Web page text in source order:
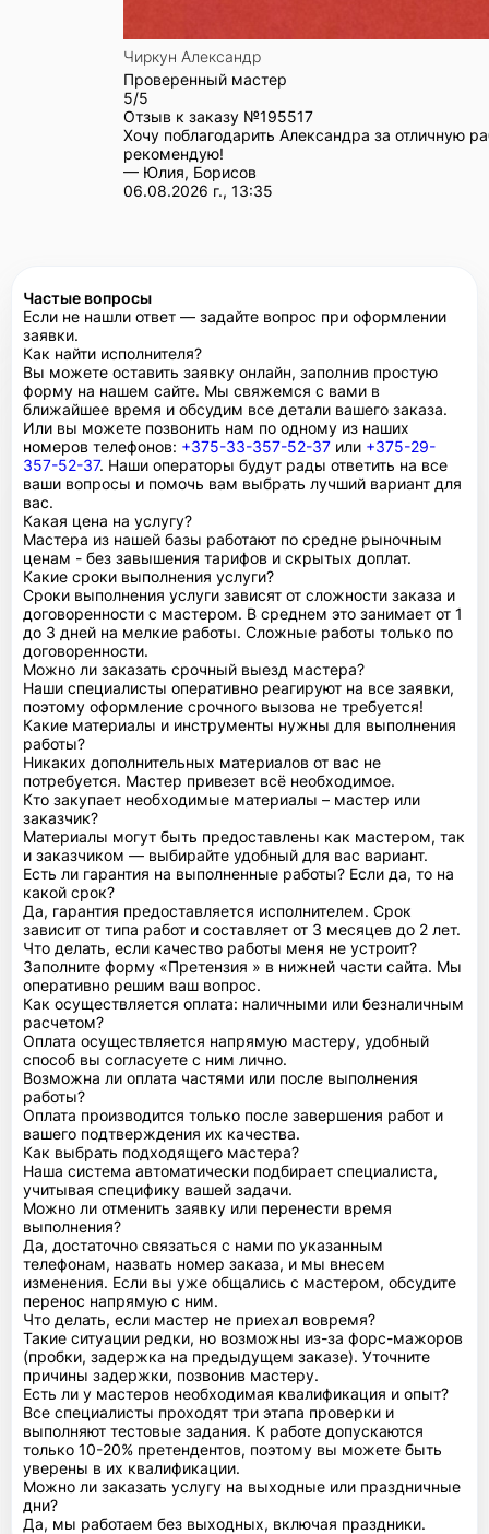
Чиркун Александр
Проверенный мастер
5/5
Отзыв к заказу №195517
Хочу поблагодарить Александра за отличную
рекомендую!
— Юлия, Борисов
06.08.2026 г., 13:35
Частые вопросы
Если не нашли ответ — задайте вопрос при оформлении
заявки.
Как найти исполнителя?
Вы можете оставить заявку онлайн, заполнив простую
форму на нашем сайте. Мы свяжемся с вами в
ближайшее время и обсудим все детали вашего заказа.
Или вы можете позвонить нам по одному из наших
номеров телефонов: +375-33-357-52-37 или +375-29-
357-52-37. Наши операторы будут рады ответить на все
ваши вопросы и помочь вам выбрать лучший вариант для
вас.
Какая цена на услугу?
Мастера из нашей базы работают по средне рыночным
ценам - без завышения тарифов и скрытых доплат.
Какие сроки выполнения услуги?
Сроки выполнения услуги зависят от сложности заказа и
договоренности с мастером. В среднем это занимает от 1
до 3 дней на мелкие работы. Сложные работы только по
договоренности.
Можно ли заказать срочный выезд мастера?
Наши специалисты оперативно реагируют на все заявки,
поэтому оформление срочного вызова не требуется!
Какие материалы и инструменты нужны для выполнения
работы?
Никаких дополнительных материалов от вас не
потребуется. Мастер привезет всё необходимое.
Кто закупает необходимые материалы – мастер или
заказчик?
Материалы могут быть предоставлены как мастером, так
и заказчиком — выбирайте удобный для вас вариант.
Есть ли гарантия на выполненные работы? Если да, то на
какой срок?
Да, гарантия предоставляется исполнителем. Срок
зависит от типа работ и составляет от 3 месяцев до 2 лет.
Что делать, если качество работы меня не устроит?
Заполните форму «Претензия » в нижней части сайта. Мы
оперативно решим ваш вопрос.
Как осуществляется оплата: наличными или безналичным
расчетом?
Оплата осуществляется напрямую мастеру, удобный
способ вы согласуете с ним лично.
Возможна ли оплата частями или после выполнения
работы?
Оплата производится только после завершения работ и
вашего подтверждения их качества.
Как выбрать подходящего мастера?
Наша система автоматически подбирает специалиста,
учитывая специфику вашей задачи.
Можно ли отменить заявку или перенести время
выполнения?
Да, достаточно связаться с нами по указанным
телефонам, назвать номер заказа, и мы внесем
изменения. Если вы уже общались с мастером, обсудите
перенос напрямую с ним.
Что делать, если мастер не приехал вовремя?
Такие ситуации редки, но возможны из-за форс-мажоров
(пробки, задержка на предыдущем заказе). Уточните
причины задержки, позвонив мастеру.
Есть ли у мастеров необходимая квалификация и опыт?
Все специалисты проходят три этапа проверки и
выполняют тестовые задания. К работе допускаются
только 10-20% претендентов, поэтому вы можете быть
уверены в их квалификации.
Можно ли заказать услугу на выходные или праздничные
дни?
Да, мы работаем без выходных, включая праздники.